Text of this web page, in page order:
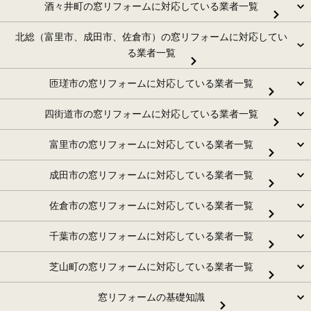
酒々井町の窓リフォームに対応している業者一覧
北総（富里市、成田市、佐倉市）の窓リフォームに対応してい
る業者一覧
匝瑳市の窓リフォームに対応している業者一覧
四街道市の窓リフォームに対応している業者一覧
富里市の窓リフォームに対応している業者一覧
成田市の窓リフォームに対応している業者一覧
佐倉市の窓リフォームに対応している業者一覧
千葉市の窓リフォームに対応している業者一覧
芝山町の窓リフォームに対応している業者一覧
窓リフォームの基礎知識